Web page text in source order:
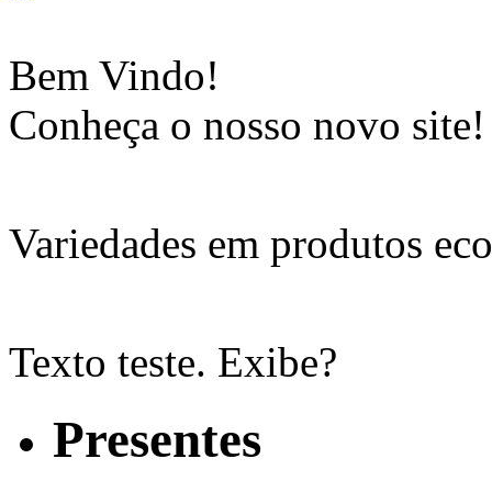
Bem Vindo!
Conheça o nosso novo site!
Variedades em produtos
Texto teste. Exibe?
Presentes